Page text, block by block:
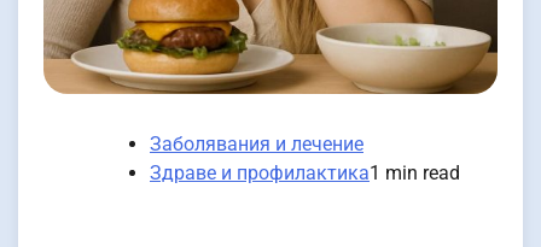
Заболявания и лечение
Здраве и профилактика1 min read